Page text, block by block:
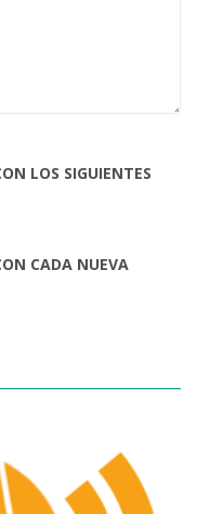
LOS SIGUIENTES
CADA NUEVA